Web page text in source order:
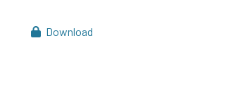
Download